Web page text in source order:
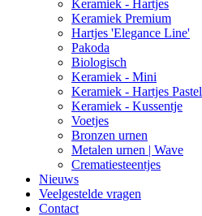
Keramiek - Hartjes
Keramiek Premium
Hartjes 'Elegance Line'
Pakoda
Biologisch
Keramiek - Mini
Keramiek - Hartjes Pastel
Keramiek - Kussentje
Voetjes
Bronzen urnen
Metalen urnen | Wave
Crematiesteentjes
Nieuws
Veelgestelde vragen
Contact